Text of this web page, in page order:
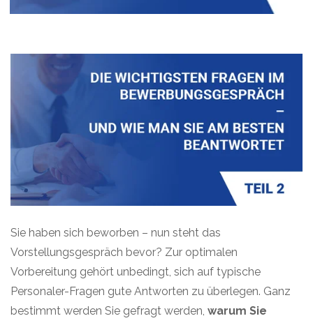
Sie haben sich beworben – nun steht das
Vorstellungsgespräch bevor? Zur optimalen
Vorbereitung gehört unbedingt, sich auf typische
Personaler-Fragen gute Antworten zu überlegen. Ganz
bestimmt werden Sie gefragt werden, warum Sie